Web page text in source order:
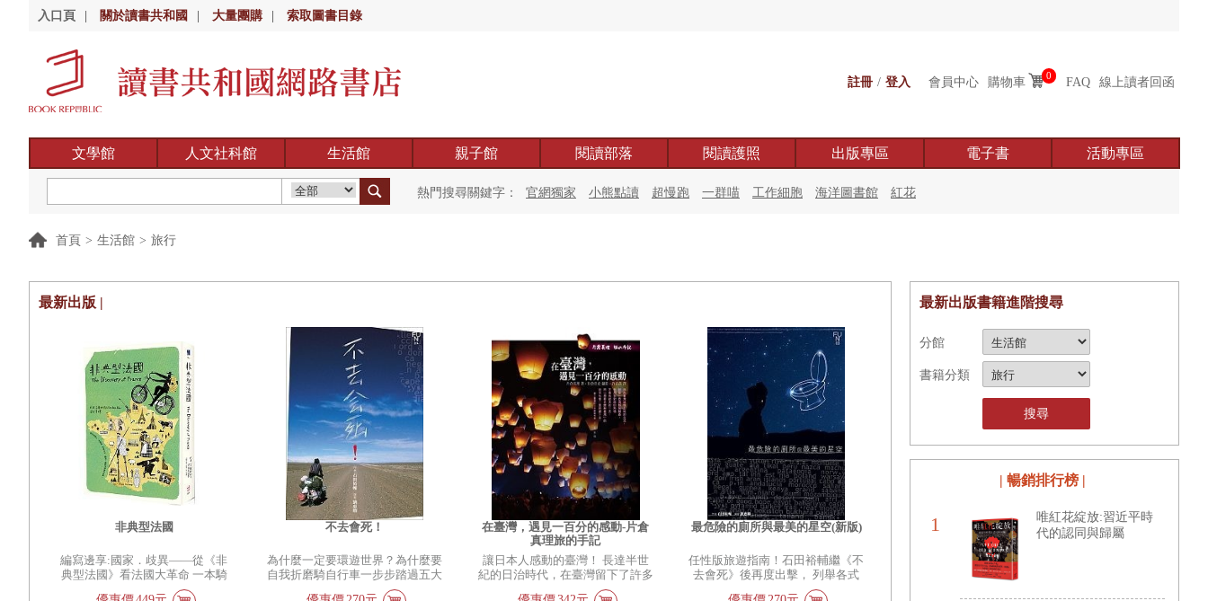
入口頁 關於讀書共和國 大量團購 索取圖書目錄
註冊 / 登入 會員中心 購物車 0 FAQ 線上讀者回函
文學館 人文社科館 生活館 親子館 閱讀部落 閱讀護照 出版專區 電子書 活動專區
熱門搜尋關鍵字： 官網獨家 小熊點讀 超慢跑 一群喵 工作細胞 海洋圖書館 紅花
首頁 > 生活館 > 旅行
最新出版 |
非典型法國
編寫邊享:國家．歧異——從《非
典型法國》看法國大革命 一本騎
了22,500公里的單車，加上窩在圖
不去會死！
為什麼一定要環遊世界？為什麼要
自我折磨騎自行車一步步踏過五大
洲？人生一定得這麼極端嗎？但
在臺灣，遇見一百分的感動-片倉
真理旅的手記
讓日本人感動的臺灣！ 長達半世
紀的日治時代，在臺灣留下了許多
日本文化遺跡，也讓日本和臺灣有
最危險的廁所與最美的星空(新版)
任性版旅遊指南！石田裕輔繼《不
去會死》後再度出擊， 列舉各式
各樣獨斷的「世界第一」： 最美
最新出版書籍進階搜尋
分館
書籍分類
搜尋
| 暢銷排行榜 |
1
唯紅花綻放:習近平時
代的認同與歸屬